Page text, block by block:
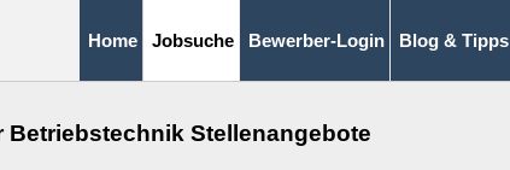
Home Jobsuche Bewerber-Login Blog & Tipps
Betriebstechnik Stellenangebote